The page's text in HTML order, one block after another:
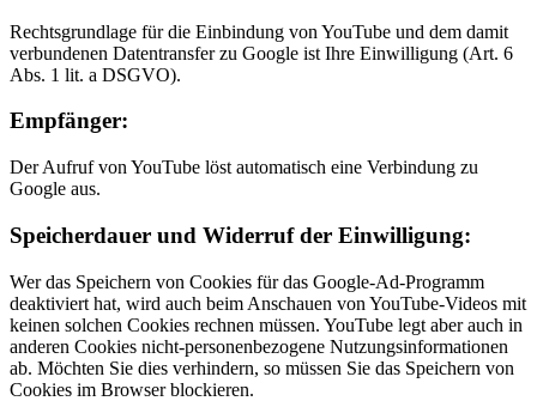
Rechtsgrundlage für die Einbindung von YouTube und dem damit
verbundenen Datentransfer zu Google ist Ihre Einwilligung (Art. 6
Abs. 1 lit. a DSGVO).
Empfänger:
Der Aufruf von YouTube löst automatisch eine Verbindung zu
Google aus.
Speicherdauer und Widerruf der Einwilligung:
Wer das Speichern von Cookies für das Google-Ad-Programm
deaktiviert hat, wird auch beim Anschauen von YouTube-Videos mit
keinen solchen Cookies rechnen müssen. YouTube legt aber auch in
anderen Cookies nicht-personenbezogene Nutzungsinformationen
ab. Möchten Sie dies verhindern, so müssen Sie das Speichern von
Cookies im Browser blockieren.